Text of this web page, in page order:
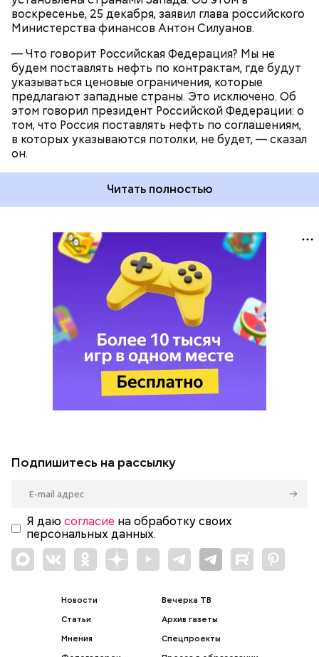
воскресенье, 25 декабря, заявил глава российского
Министерства финансов Антон Силуанов.
— Что говорит Российская Федерация? Мы не
будем поставлять нефть по контрактам, где будут
указываться ценовые ограничения, которые
предлагают западные страны. Это исключено. Об
этом говорил президент Российской Федерации: о
том, что Россия поставлять нефть по соглашениям,
в которых указываются потолки, не будет, — сказал
он.
Читать полностью
Подпишитесь на рассылку
Я даю согласие на обработку своих
персональных данных.
Новости
Статьи
Мнения
Вечерка ТВ
Архив газеты
Спецпроекты